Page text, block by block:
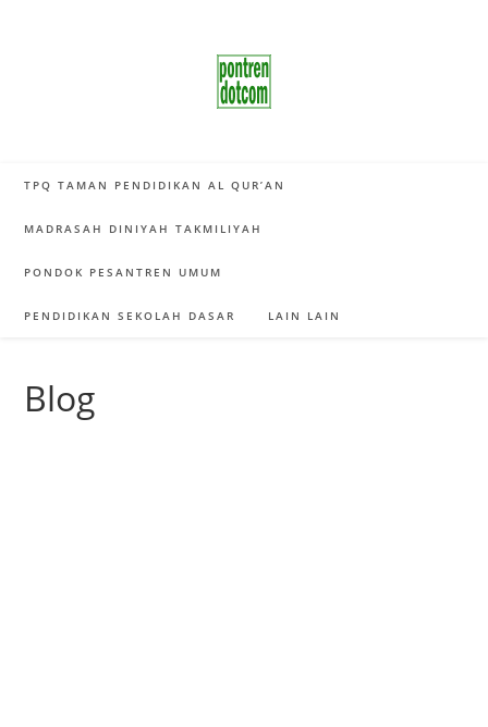
TPQ TAMAN PENDIDIKAN AL QUR’AN
MADRASAH DINIYAH TAKMILIYAH
PONDOK PESANTREN UMUM
PENDIDIKAN SEKOLAH DASAR LAIN LAIN
Blog